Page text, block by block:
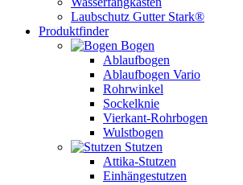
Laubschutz Gutter Stark®
Produktfinder
Bogen
Ablaufbogen
Ablaufbogen Vario
Rohrwinkel
Sockelknie
Vierkant-Rohrbogen
Wulstbogen
Stutzen
Attika-Stutzen
Einhängestutzen